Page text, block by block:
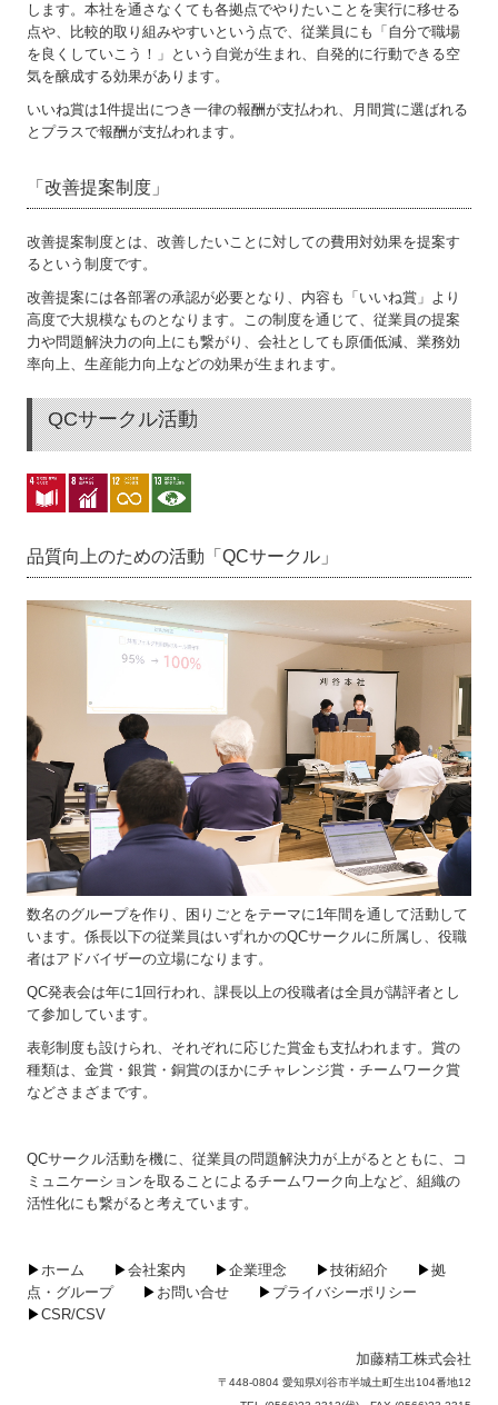
します。本社を通さなくても各拠点でやりたいことを実行に移せる
点や、比較的取り組みやすいという点で、従業員にも「自分で職場
を良くしていこう！」という自覚が生まれ、自発的に行動できる空
気を醸成する効果があります。
いいね賞は1件提出につき一律の報酬が支払われ、月間賞に選ばれる
とプラスで報酬が支払われます。
「改善提案制度」
改善提案制度とは、改善したいことに対しての費用対効果を提案す
るという制度です。
改善提案には各部署の承認が必要となり、内容も「いいね賞」より
高度で大規模なものとなります。この制度を通じて、従業員の提案
力や問題解決力の向上にも繋がり、会社としても原価低減、業務効
率向上、生産能力向上などの効果が生まれます。
QCサークル活動
品質向上のための活動「QCサークル」
数名のグループを作り、困りごとをテーマに1年間を通して活動して
います。係長以下の従業員はいずれかのQCサークルに所属し、役職
者はアドバイザーの立場になります。
QC発表会は年に1回行われ、課長以上の役職者は全員が講評者とし
て参加しています。
表彰制度も設けられ、それぞれに応じた賞金も支払われます。賞の
種類は、金賞・銀賞・銅賞のほかにチャレンジ賞・チームワーク賞
などさまざまです。
QCサークル活動を機に、従業員の問題解決力が上がるとともに、コ
ミュニケーションを取ることによるチームワーク向上など、組織の
活性化にも繋がると考えています。
▶ ホーム ▶会社案内 ▶企業理念 ▶技術紹介 ▶拠
点・グループ
▶ お問い合せ ▶ プライバシーポリシー
▶CSR/CSV
加藤精工株式会社
〒448-0804 愛知県刈谷市半城土町生出104番地12